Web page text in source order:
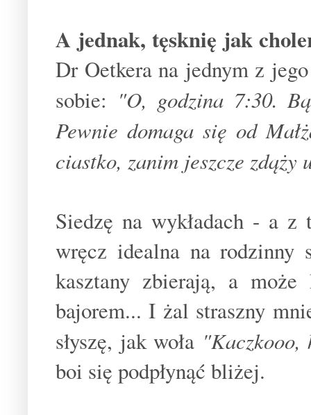
A jednak, tęsknię jak
Dr Oetkera na jednym z
sobie: "O, godzina 7:30.
Pewnie domaga się od
ciastko, zanim jeszcze
Siedzę na wykładach - a z
wręcz idealna na rodzinny
kasztany zbierają, a
bajorem... I żal straszny
słyszę, jak woła "Kaczkooo,
boi się podpłynąć bliżej.